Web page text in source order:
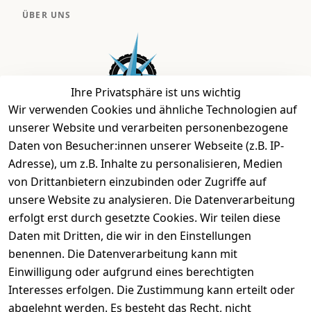
Ihre Privatsphäre ist uns wichtig
Wir verwenden Cookies und ähnliche Technologien auf
unserer Website und verarbeiten personenbezogene
Daten von Besucher:innen unserer Webseite (z.B. IP-
Adresse), um z.B. Inhalte zu personalisieren, Medien
von Drittanbietern einzubinden oder Zugriffe auf
unsere Website zu analysieren. Die Datenverarbeitung
erfolgt erst durch gesetzte Cookies. Wir teilen diese
Daten mit Dritten, die wir in den Einstellungen
benennen. Die Datenverarbeitung kann mit
Einwilligung oder aufgrund eines berechtigten
Interesses erfolgen. Die Zustimmung kann erteilt oder
abgelehnt werden. Es besteht das Recht, nicht
ÜBER UNS
Bei uns findest Du das richtige Fahrgefühl. Auf über
2.400 m² bieten wir Dir die beste Beratung zu
Kinderfahrrädern über E-MTBs bis hin zu
Lastenfahrrädern und Elektrorollern.
EINKAUFEN
› Fahrrad Aachen
› Zahlungs- und Versandbedingungen